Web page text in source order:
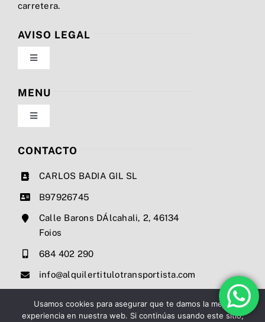
carretera.
AVISO LEGAL
Toggle
Navigation
Política de privacidad
Condiciones de uso
MENU
Toggle
Navigation
Nosotros
Precios
Contacto
CONTACTO
CARLOS BADIA GIL SL
B97926745
Calle Barons DÁlcahali, 2, 46134
Foios
684 402 290
info@alquilertitulotransportista.com
Usamos cookies para asegurar que te damos la mejor
experiencia en nuestra web. Si continúas usando este sitio,